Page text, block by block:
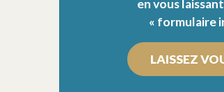
en vous
« formulaire
LAISSEZ